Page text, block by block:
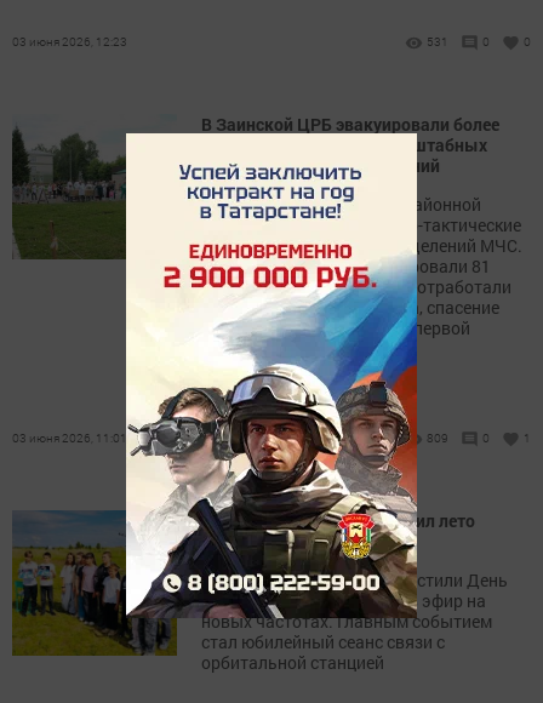
03 июня 2026, 12:23 531 0 0
В Заинской ЦРБ эвакуировали более
100 человек во время масштабных
пожарно-тактических учений
В Заинской центральной районной
больнице прошли пожарно-тактические
учения с участием подразделений МЧС.
В ходе тренировки эвакуировали 81
пациента и 32 сотрудника, отработали
тушение условного пожара, спасение
пострадавших и оказание первой
помощи.
03 июня 2026, 11:01 809 0 1
Радиоклуб «Полёт» встретил лето
прямым эфиром с МКС
Воспитанники клуба совместили День
защиты детей с выходом в эфир на
новых частотах. Главным событием
стал юбилейный сеанс связи с
орбитальной станцией